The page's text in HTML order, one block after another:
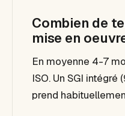
Combien de
mise en
En moyenne 4-7
ISO. Un SGI intégré
prend